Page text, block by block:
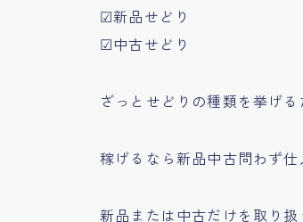
☑新品せどり
☑中古せどり
ざっとせどりの種類を挙げる
稼げるなら新品中古問わず
新品または中古だけを取り扱